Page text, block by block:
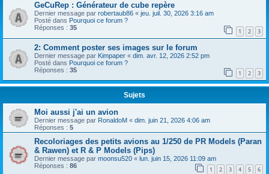
r
GeCuRep : Générateur de cube repère
Dernier message par robertaub86 « jeu. juil. 30, 2026 3:16 am
Posté dans Pourquoi ce forum ?
Réponses : 35 1 2 3
2: Comment poster ses images sur le forum
Dernier message par Kimpaper « dim. avr. 12, 2026 2:52 pm
Posté dans Pourquoi ce forum ?
Réponses : 35 1 2 3
Sujets
Moi aussi j'ai un avion
Dernier message par RonaldoM « dim. juin 21, 2026 4:06 am
Réponses : 5
Recoloriages des petits avions au 1/250 de PR Models (Paran
& Rawen) et R & P Models (Pips)
Dernier message par moonsu520 « lun. juin 15, 2026 11:09 am
Réponses : 86 1 2 3 4 5 6